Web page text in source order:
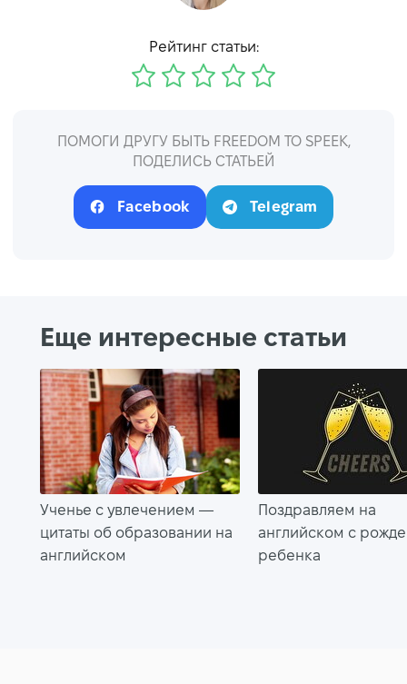
Рейтинг статьи:
ПОМОГИ ДРУГУ БЫТЬ FREEDOM TO SPEEK,
ПОДЕЛИСЬ СТАТЬЕЙ
Facebook Telegram
Еще интересные статьи
Ученье с увлечением —
цитаты об образовании на
английском
Поздравляем на
английском с
ребенка